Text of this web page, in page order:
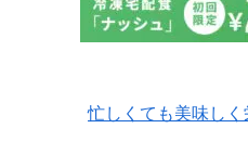
忙しくても美味し